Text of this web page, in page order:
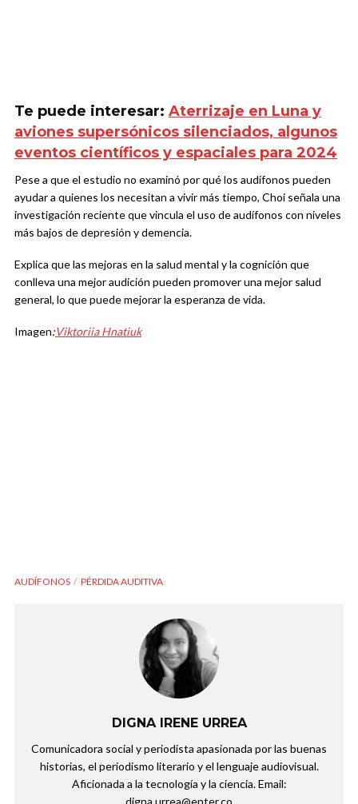
Te puede interesar: Aterrizaje en Luna y
aviones supersónicos silenciados, algunos
eventos científicos y espaciales para 2024
Pese a que el estudio no examinó por qué los audífonos pueden
ayudar a quienes los necesitan a vivir más tiempo, Choi señala una
investigación reciente que vincula el uso de audífonos con niveles
más bajos de depresión y demencia.
Explica que las mejoras en la salud mental y la cognición que
conlleva una mejor audición pueden promover una mejor salud
general, lo que puede mejorar la esperanza de vida.
Imagen:Viktoriia Hnatiuk
AUDÍFONOS PÉRDIDA AUDITIVA
DIGNA IRENE URREA
Comunicadora social y periodista apasionada por las buenas
historias, el periodismo literario y el lenguaje audiovisual.
Aficionada a la tecnología y la ciencia. Email: